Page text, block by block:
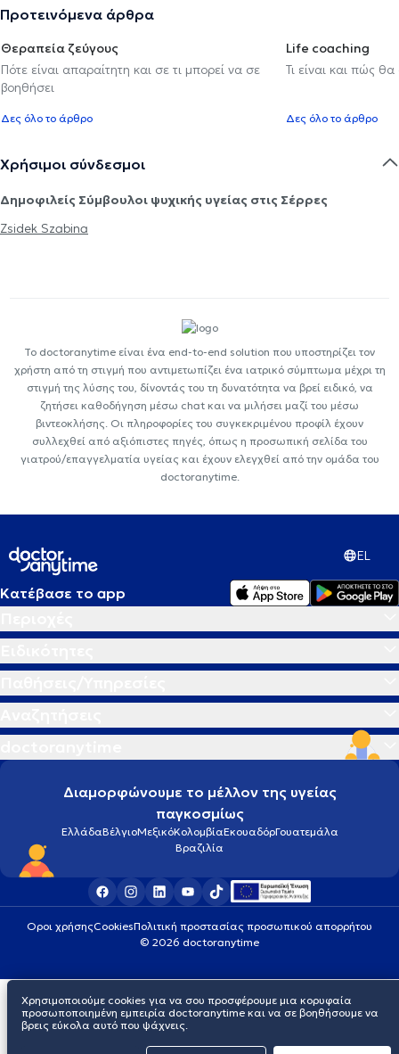
Προτεινόμενα άρθρα
Θεραπεία ζεύγους
Πότε είναι απαραίτητη και σε τι μπορεί να σε
βοηθήσει
Δες όλο το άρθρο
Life coaching
Τι είναι και πώς
Δες όλο το άρθρο
Χρήσιμοι σύνδεσμοι
Δημοφιλείς Σύμβουλοι ψυχικής υγείας στις Σέρρες
Zsidek Szabina
Το doctoranytime είναι ένα end-to-end solution που υποστηρίζει τον
χρήστη από τη στιγμή που αντιμετωπίζει ένα ιατρικό σύμπτωμα μέχρι τη
στιγμή της λύσης του, δίνοντάς του τη δυνατότητα να βρεί ειδικό, να
ζητήσει καθοδήγηση μέσω chat και να μιλήσει μαζί του μέσω
βιντεοκλήσης. Οι πληροφορίες του συγκεκριμένου προφίλ έχουν
συλλεχθεί από αξιόπιστες πηγές, όπως η προσωπική σελίδα του
γιατρού/επαγγελματία υγείας και έχουν ελεγχθεί από την ομάδα του
doctoranytime.
EL
Κατέβασε το app
Διαμορφώνουμε το μέλλον της υγείας
παγκοσμίως
ΕλλάδαΒέλγιοΜεξικόΚολομβίαΕκουαδόρΓουατεμάλα
Βραζιλία
Οροι χρήσηςCookiesΠολιτική προστασίας προσωπικού απορρήτου
© 2026 doctoranytime
Χρησιμοποιούμε cookies για να σου προσφέρουμε μια κορυφαία
προσωποποιημένη εμπειρία doctoranytime και να σε βοηθήσουμε να
βρεις εύκολα αυτό που ψάχνεις.